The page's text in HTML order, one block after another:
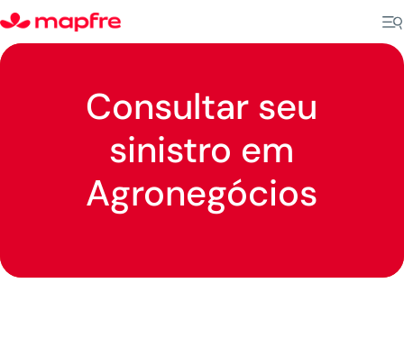
Consultar seu
sinistro em
Agronegócios